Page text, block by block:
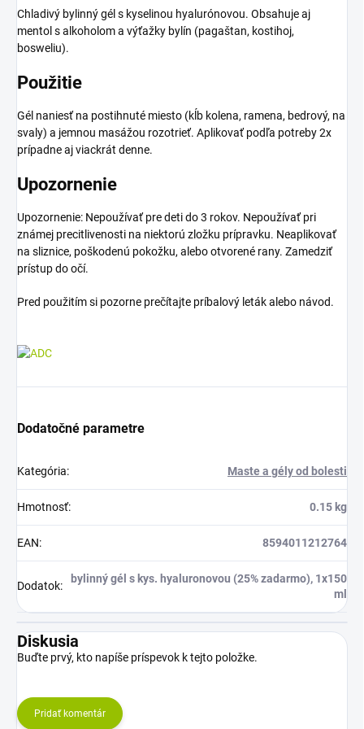
Chladivý bylinný gél s kyselinou hyalurónovou. Obsahuje aj
mentol s alkoholom a výťažky bylín (pagaštan, kostihoj,
bosweliu).
Použitie
Gél naniesť na postihnuté miesto (kĺb kolena, ramena, bedrový, na
svaly) a jemnou masážou rozotrieť. Aplikovať podľa potreby 2x
prípadne aj viackrát denne.
Upozornenie
Upozornenie: Nepoužívať pre deti do 3 rokov. Nepoužívať pri
známej precitlivenosti na niektorú zložku prípravku. Neaplikovať
na sliznice, poškodenú pokožku, alebo otvorené rany. Zamedziť
prístup do očí.
Pred použitím si pozorne prečítajte príbalový leták alebo návod.
Dodatočné parametre
Kategória: Maste a gély od bolesti
Hmotnosť: 0.15 kg
EAN: 8594011212764
Dodatok:
bylinný gél s kys. hyaluronovou (25% zadarmo), 1x150
ml
Diskusia
Buďte prvý, kto napíše príspevok k tejto položke.
Pridať komentár